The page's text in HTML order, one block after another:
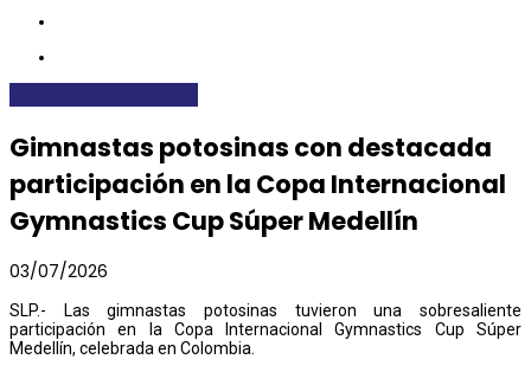
Gimnastas potosinas con destacada
participación en la Copa Internacional
Gymnastics Cup Súper Medellín
03/07/2026
SLP.- Las gimnastas potosinas tuvieron una sobresaliente
participación en la Copa Internacional Gymnastics Cup Súper
Medellín, celebrada en Colombia.